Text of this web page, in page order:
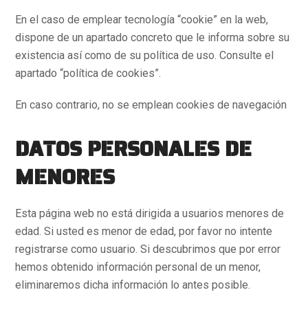
En el caso de emplear tecnología “cookie” en la web,
dispone de un apartado concreto que le informa sobre su
existencia así como de su política de uso. Consulte el
apartado “política de cookies”.
En caso contrario, no se emplean cookies de navegación
DATOS PERSONALES DE
MENORES
Esta página web no está dirigida a usuarios menores de
edad. Si usted es menor de edad, por favor no intente
registrarse como usuario. Si descubrimos que por error
hemos obtenido información personal de un menor,
eliminaremos dicha información lo antes posible.